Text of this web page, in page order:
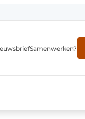
Samenwerken?